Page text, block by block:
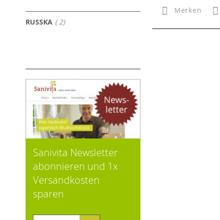
Merken
RUSSKA 2Artikel
Sanivita Newsletter
abonnieren und 1x
Versandkosten
sparen